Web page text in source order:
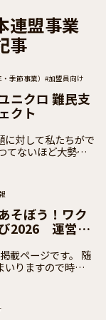
連盟事業
事
季節事業） #加盟員向け
ニクロ 難民支
クト
に対して私たちがで
#加盟員向け
そぼう！ワク
2026 運営情
りますので時折の